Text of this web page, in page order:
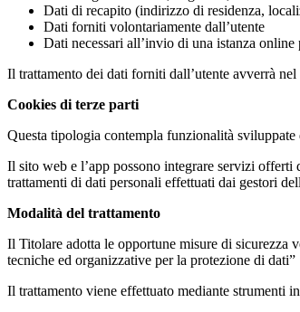
Dati di recapito (indirizzo di residenza,
Dati forniti volontariamente dall’utente
Dati necessari all’invio di una istanza
Il trattamento dei dati forniti dall’utente avverrà
Cookies di terze parti
Questa tipologia contempla funzionalità
Il sito web e l’app possono integrare servizi
trattamenti di dati personali effettuati dai gestori
Modalità del trattamento
Il Titolare adotta le opportune misure di sicurezza
tecniche ed organizzative per la protezione di dati”
Il trattamento viene effettuato mediante strumenti